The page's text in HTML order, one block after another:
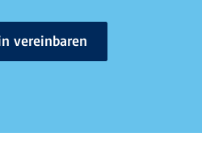
vereinbaren